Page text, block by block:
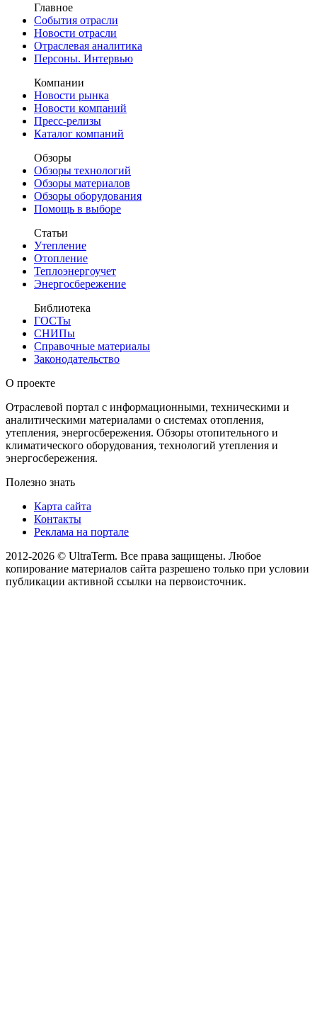
Главное
События отрасли
Новости отрасли
Отраслевая аналитика
Персоны. Интервью
Компании
Новости рынка
Новости компаний
Пресс-релизы
Каталог компаний
Обзоры
Обзоры технологий
Обзоры материалов
Обзоры оборудования
Помощь в выборе
Статьи
Утепление
Отопление
Теплоэнергоучет
Энергосбережение
Библиотека
ГОСТы
СНИПы
Справочные материалы
Законодательство
О проекте
Отраслевой портал с информационными, техническими и
аналитическими материалами о системах отопления,
утепления, энергосбережения. Обзоры отопительного и
климатического оборудования, технологий утепления и
энергосбережения.
Полезно знать
Карта сайта
Контакты
Реклама на портале
2012-2026 © UltraTerm. Все права защищены. Любое
копирование материалов сайта разрешено только при условии
публикации активной ссылки на первоисточник.